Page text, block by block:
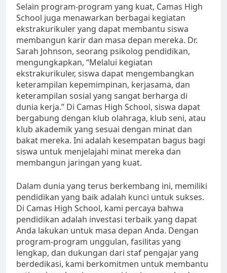
Selain program-program yang kuat, Camas High
School juga menawarkan berbagai kegiatan
ekstrakurikuler yang dapat membantu siswa
membangun karir dan masa depan mereka. Dr.
Sarah Johnson, seorang psikolog pendidikan,
mengungkapkan, “Melalui kegiatan
ekstrakurikuler, siswa dapat mengembangkan
keterampilan kepemimpinan, kerjasama, dan
keterampilan sosial yang sangat berharga di
dunia kerja.” Di Camas High School, siswa dapat
bergabung dengan klub olahraga, klub seni, atau
klub akademik yang sesuai dengan minat dan
bakat mereka. Ini adalah kesempatan bagus bagi
siswa untuk menjelajahi minat mereka dan
membangun jaringan yang kuat.
Dalam dunia yang terus berkembang ini, memiliki
pendidikan yang baik adalah kunci untuk sukses.
Di Camas High School, kami percaya bahwa
pendidikan adalah investasi terbaik yang dapat
Anda lakukan untuk masa depan Anda. Dengan
program-program unggulan, fasilitas yang
lengkap, dan dukungan dari staf pengajar yang
berdedikasi, kami berkomitmen untuk membantu